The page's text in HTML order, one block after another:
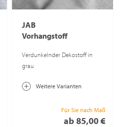
JAB
Vorhangstoff
Verdunkelnder Dekostoff in
grau
Weitere Varianten
Für Sie nach Maß
ab 85,00 €